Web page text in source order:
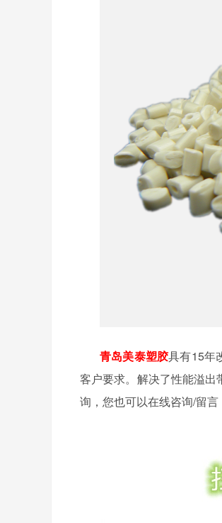
青岛美泰塑胶具有15年
客户要求。解决了性能溢
询，您也可以在线咨询/留言